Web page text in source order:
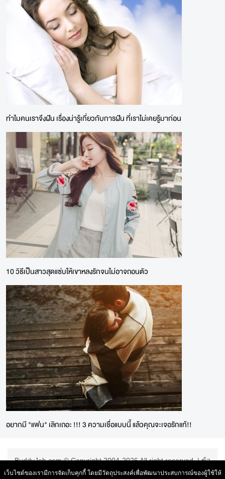
ทำไมคนเราจึงฝัน เรื่องน่ารู้เกี่ยวกับการฝัน ที่เราไม่เคยรู้มาก่อน
10 วิธีเป็นสาวสุดแซ่บให้เขาหลงรักจนไม่อาจถอนตัว
อยากมี "แฟน" เลิกเถอะ !!! 3 ความเชื่อแบบนี้ แล้วคุณจะเจอรักแท้!!
BuddyJob.com © Copyright 2004-2026 All right reserved. |ข้อ
ตกลงการใช้บริการ|
เว็บไซต์ของเรามีการจัดเก็บคุกกี้ โดยมีวัตถุประสงค์เพื่อพัฒนาประสบการณ์ของผู้ใช้ให้